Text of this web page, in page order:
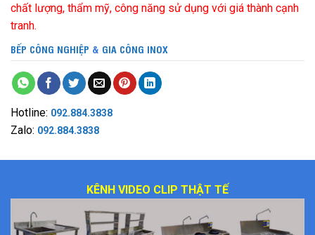
chất lượng, thẩm mỹ, công năng sử dụng với giá thành cạnh
tranh.
BẾP CÔNG NGHIỆP & GIA CÔNG INOX
Hotline: 092.884.3838
Zalo: 092.884.3838
KÊNH VIDEO CLIP THẬT TẾ